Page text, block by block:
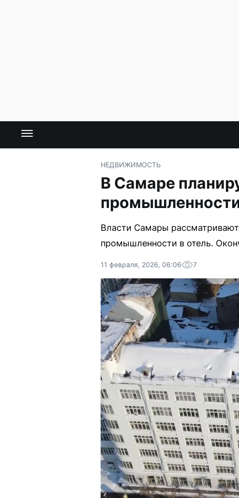
НЕДВИЖИМОСТЬ
В Самаре
Власти Самары
промышленности в отель.
11 февраля, 2026, 06:06 7